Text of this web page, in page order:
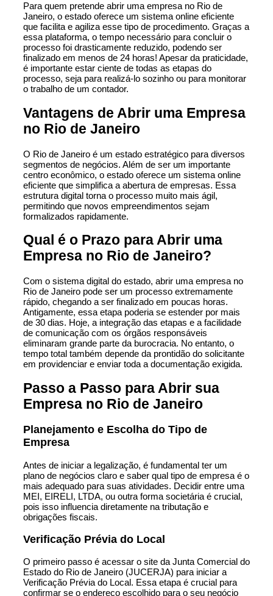
Para quem pretende abrir uma empresa no Rio de
Janeiro, o estado oferece um sistema online eficiente
que facilita e agiliza esse tipo de procedimento. Graças a
essa plataforma, o tempo necessário para concluir o
processo foi drasticamente reduzido, podendo ser
finalizado em menos de 24 horas! Apesar da praticidade,
é importante estar ciente de todas as etapas do
processo, seja para realizá-lo sozinho ou para monitorar
o trabalho de um contador.
Vantagens de Abrir uma Empresa
no Rio de Janeiro
O Rio de Janeiro é um estado estratégico para diversos
segmentos de negócios. Além de ser um importante
centro econômico, o estado oferece um sistema online
eficiente que simplifica a abertura de empresas. Essa
estrutura digital torna o processo muito mais ágil,
permitindo que novos empreendimentos sejam
formalizados rapidamente.
Qual é o Prazo para Abrir uma
Empresa no Rio de Janeiro?
Com o sistema digital do estado, abrir uma empresa no
Rio de Janeiro pode ser um processo extremamente
rápido, chegando a ser finalizado em poucas horas.
Antigamente, essa etapa poderia se estender por mais
de 30 dias. Hoje, a integração das etapas e a facilidade
de comunicação com os órgãos responsáveis
eliminaram grande parte da burocracia. No entanto, o
tempo total também depende da prontidão do solicitante
em providenciar e enviar toda a documentação exigida.
Passo a Passo para Abrir sua
Empresa no Rio de Janeiro
Planejamento e Escolha do Tipo de
Empresa
Antes de iniciar a legalização, é fundamental ter um
plano de negócios claro e saber qual tipo de empresa é o
mais adequado para suas atividades. Decidir entre uma
MEI, EIRELI, LTDA, ou outra forma societária é crucial,
pois isso influencia diretamente na tributação e
obrigações fiscais.
Verificação Prévia do Local
O primeiro passo é acessar o site da Junta Comercial do
Estado do Rio de Janeiro (JUCERJA) para iniciar a
Verificação Prévia do Local. Essa etapa é crucial para
confirmar se o endereço escolhido para o seu negócio